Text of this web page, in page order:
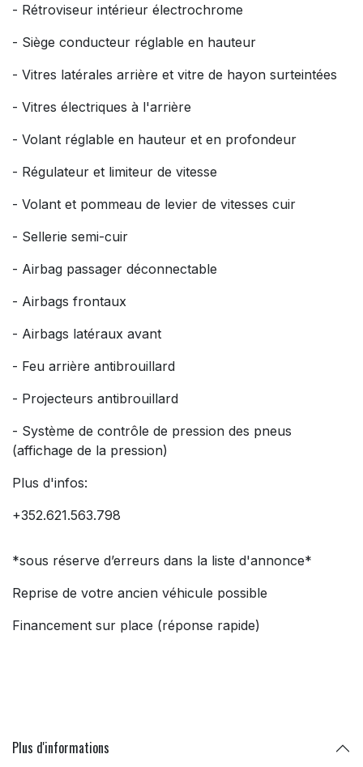
- Rétroviseur intérieur électrochrome
- Siège conducteur réglable en hauteur
- Vitres latérales arrière et vitre de hayon surteintées
- Vitres électriques à l'arrière
- Volant réglable en hauteur et en profondeur
- Régulateur et limiteur de vitesse
- Volant et pommeau de levier de vitesses cuir
- Sellerie semi-cuir
- Airbag passager déconnectable
- Airbags frontaux
- Airbags latéraux avant
- Feu arrière antibrouillard
- Projecteurs antibrouillard
- Système de contrôle de pression des pneus
(affichage de la pression)
Plus d'infos:
+352.621.563.798
*sous réserve d’erreurs dans la liste d'annonce*
Reprise de votre ancien véhicule possible
Financement sur place (réponse rapide)
Plus d'informations